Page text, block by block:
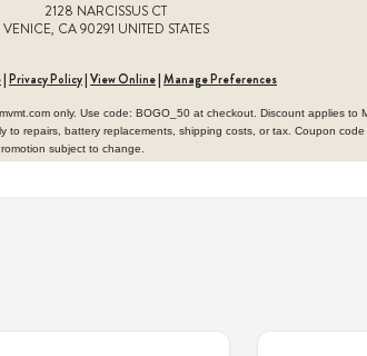
2128 NARCISSUS CT
VENICE, CA 90291 UNITED STATES
|Privacy Policy|View Online|Manage Preferences
only. Use code: BOGO_50 at checkout. Discount applies to
to repairs, battery replacements, shipping costs, or tax. Coupon code
subject to change.